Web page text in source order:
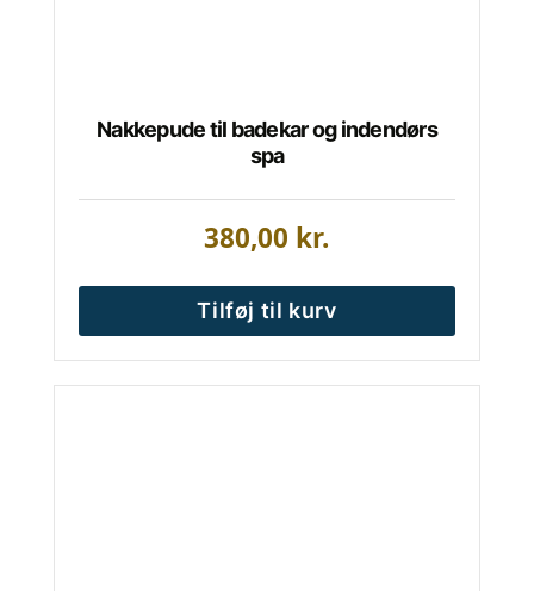
Nakkepude til badekar og indendørs
spa
380,00 kr.
Tilføj til kurv